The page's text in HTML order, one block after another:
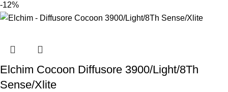
-12%
Elchim Cocoon Diffusore 3900/Light/8Th
Sense/Xlite